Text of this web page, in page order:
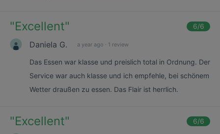
"Excellent" 6/6
Daniela G. a year ago · 1 review
Das Essen war klasse und preislich total in Ordnung. Der
Service war auch klasse und ich empfehle, bei schönem
Wetter draußen zu essen. Das Flair ist herrlich.
"Excellent" 6/6